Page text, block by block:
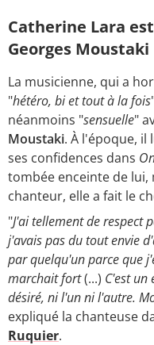
Catherine Lara
Georges Moustaki
La musicienne, qui a
"hétéro, bi et tout à la fois
néanmoins "sensuelle"
Moustaki. À l'époque, il
ses confidences dans
tombée enceinte de
chanteur, elle a fait le
"J'ai tellement de respect
j'avais pas du tout envie
par quelqu'un parce que
marchait fort(...) C'est un
désiré, ni l'un ni l'autre.
expliqué la chanteuse
Ruquier.